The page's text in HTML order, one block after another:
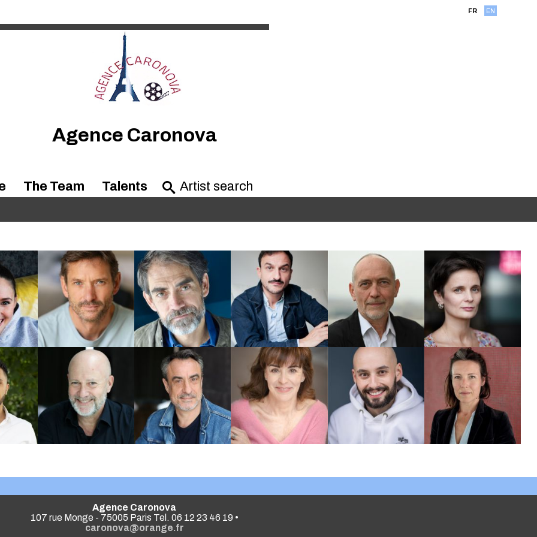
FR EN
Agence Caronova
The Team Talents
Agence Caronova
107 rue Monge - 75005 Paris Tel. 06 12 23 46 19 •
caronova@orange.fr